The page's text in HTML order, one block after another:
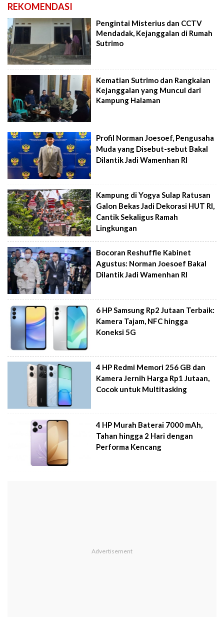
REKOMENDASI
Pengintai Misterius dan CCTV
Mendadak, Kejanggalan di Rumah
Sutrimo
Kematian Sutrimo dan Rangkaian
Kejanggalan yang Muncul dari
Kampung Halaman
Profil Norman Joesoef, Pengusaha
Muda yang Disebut-sebut Bakal
Dilantik Jadi Wamenhan RI
Kampung di Yogya Sulap Ratusan
Galon Bekas Jadi Dekorasi HUT RI,
Cantik Sekaligus Ramah
Lingkungan
Bocoran Reshuffle Kabinet
Agustus: Norman Joesoef Bakal
Dilantik Jadi Wamenhan RI
6 HP Samsung Rp2 Jutaan Terbaik:
Kamera Tajam, NFC hingga
Koneksi 5G
4 HP Redmi Memori 256 GB dan
Kamera Jernih Harga Rp1 Jutaan,
Cocok untuk Multitasking
4 HP Murah Baterai 7000 mAh,
Tahan hingga 2 Hari dengan
Performa Kencang